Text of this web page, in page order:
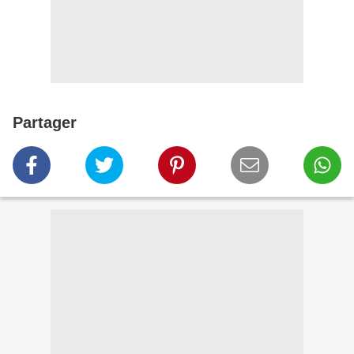
Partager